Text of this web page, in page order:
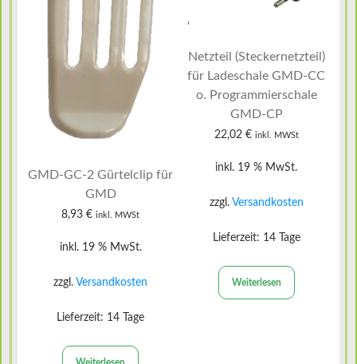
GMD-GC-2 Gürtelclip für
GMD
8,93€ inkl. MWSt
inkl. 19 % MwSt.
zzgl.Versandkosten
Lieferzeit: 14 Tage
Netzteil (Steckernetzteil)
für Ladeschale GMD-CC
o. Programmierschale
GMD-CP
22,02 € inkl. MWSt
inkl. 19 % MwSt.
zzgl. Versandkosten
Lieferzeit: 14 Tage
Weiterlesen